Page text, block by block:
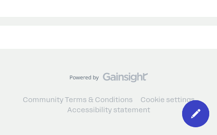
Community Terms & Conditions
Cookie settings
Accessibility statement